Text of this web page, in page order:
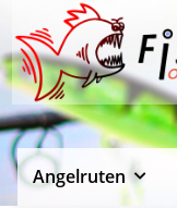
Angelruten